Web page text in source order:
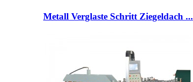
Metall Verglaste Schritt Ziegeldach ...